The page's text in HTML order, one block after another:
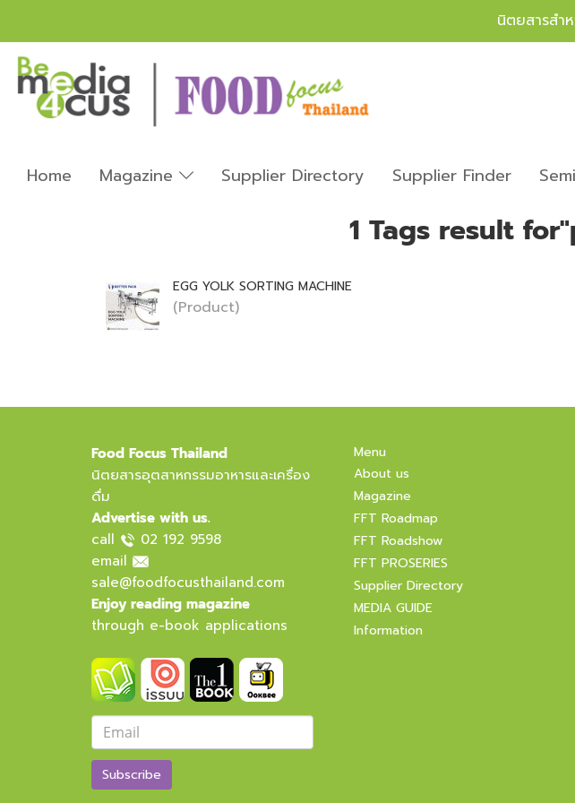
นิตยสารสำ
Home Magazine Supplier Directory Supplier Finder
1 Tags result
EGG YOLK SORTING MACHINE
(Product)
Food Focus Thailand
นิตยสารอุตสาหกรรมอาหารและเครื่อง
ดื่ม
Advertise with us.
call
02 192 9598
email
sale@foodfocusthailand.com
Enjoy reading magazine
through e-book applications
Subscribe
Menu
About us
Magazine
FFT Roadmap
FFT Roadshow
FFT PROSERIES
Supplier Directory
MEDIA GUIDE
Information